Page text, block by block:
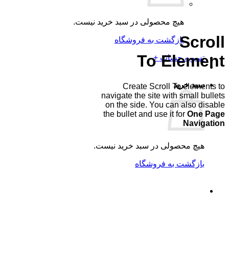
هیچ محصولی در سبد خرید نیست.
بازگشت به فروشگاه
تسویه حساب +
سبد خرید
هیچ محصولی در سبد خرید نیست.
بازگشت به فروشگاه
Scroll
ToElement
Create Scroll To elements to
navigate the site with small bullets
on the side. You can also disable
the bullet and use it for One Page
Navigation